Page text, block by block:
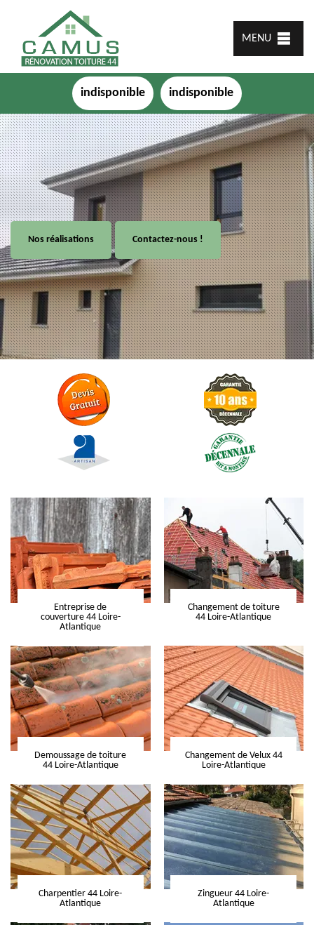
MENU
indisponible indisponible
Nos réalisations Contactez-nous !
Entreprise de
couverture 44 Loire-
Atlantique
Changement de toiture
44 Loire-Atlantique
Demoussage de toiture
44 Loire-Atlantique
Changement de Velux 44
Loire-Atlantique
Charpentier 44 Loire-
Atlantique
Zingueur 44 Loire-
Atlantique